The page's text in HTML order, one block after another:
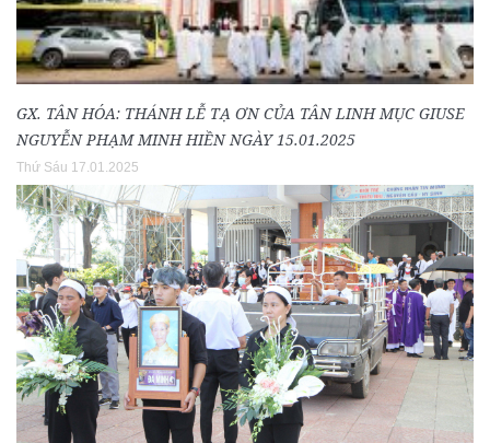
GX. TÂN HÓA: THÁNH LỄ TẠ ƠN CỦA TÂN LINH MỤC GIUSE
NGUYỄN PHẠM MINH HIỀN NGÀY 15.01.2025
Thứ Sáu 17.01.2025